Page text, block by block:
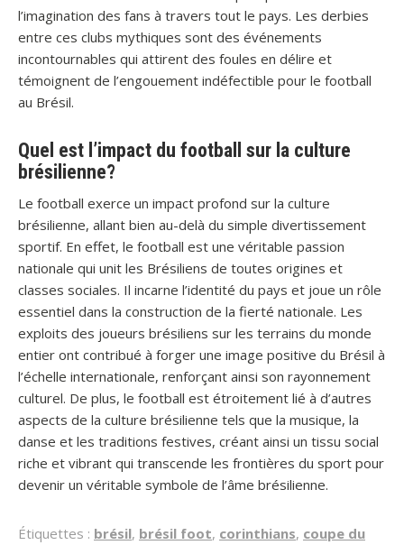
l’imagination des fans à travers tout le pays. Les derbies
entre ces clubs mythiques sont des événements
incontournables qui attirent des foules en délire et
témoignent de l’engouement indéfectible pour le football
au Brésil.
Quel est l’impact du football sur la culture
brésilienne?
Le football exerce un impact profond sur la culture
brésilienne, allant bien au-delà du simple divertissement
sportif. En effet, le football est une véritable passion
nationale qui unit les Brésiliens de toutes origines et
classes sociales. Il incarne l’identité du pays et joue un rôle
essentiel dans la construction de la fierté nationale. Les
exploits des joueurs brésiliens sur les terrains du monde
entier ont contribué à forger une image positive du Brésil à
l’échelle internationale, renforçant ainsi son rayonnement
culturel. De plus, le football est étroitement lié à d’autres
aspects de la culture brésilienne tels que la musique, la
danse et les traditions festives, créant ainsi un tissu social
riche et vibrant qui transcende les frontières du sport pour
devenir un véritable symbole de l’âme brésilienne.
Étiquettes : brésil, brésil foot, corinthians, coupe du